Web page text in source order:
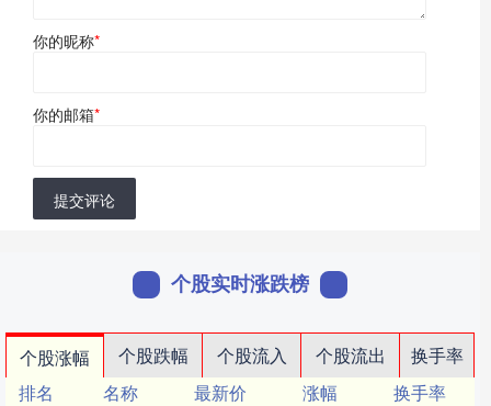
你的昵称*
你的邮箱*
提交评论
个股实时涨跌榜
个股涨幅 个股跌幅 个股流入 个股流出
换手率
排名
名称 最新价 涨幅
换手率